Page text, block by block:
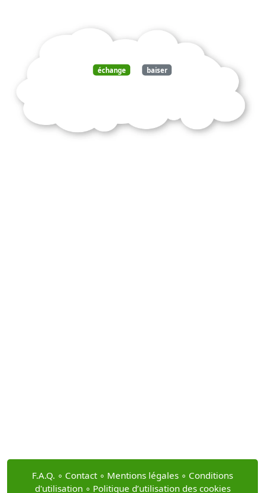
échange baiser
F.A.Q. ∘ Contact ∘ Mentions légales ∘ Conditions
d'utilisation∘ Politique d’utilisation des cookies